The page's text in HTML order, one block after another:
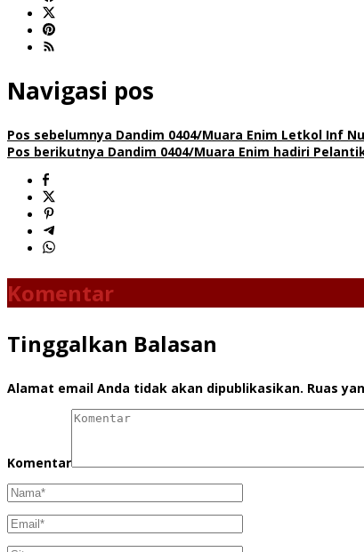
Navigasi pos
Pos sebelumnya Dandim 0404/Muara Enim Letkol Inf
Pos berikutnya Dandim 0404/Muara Enim hadiri
Komentar
Tinggalkan Balasan
Alamat email Anda tidak akan dipublikasikan. Ruas
Komentar